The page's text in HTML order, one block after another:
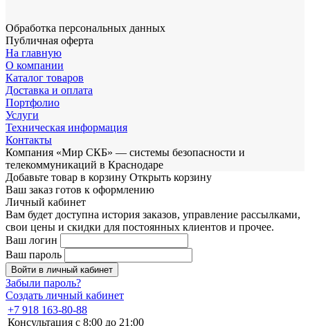
Обработка персональных данных
Публичная оферта
На главную
О компании
Каталог товаров
Доставка и оплата
Портфолио
Услуги
Техническая информация
Контакты
Компания «Мир СКБ» — системы безопасности и
телекоммуникаций в Краснодаре
Добавьте товар в корзину Открыть корзину
Ваш заказ готов к оформлению
Личный кабинет
Вам будет доступна история заказов, управление рассылками,
свои цены и скидки для постоянных клиентов и прочее.
Ваш логин
Ваш пароль
Войти в личный кабинет
Забыли пароль?
Создать личный кабинет
+7 918 163-80-88
Консультация с 8:00 до 21:00